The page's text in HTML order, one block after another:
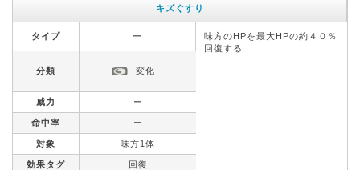
キズぐすり
タイプ ー
味方のHPを最大HPの約４０％
回復する
分類 変化
威力 ー
命中率 ー
対象 味方1体
効果タグ 回復